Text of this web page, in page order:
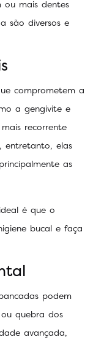
ou mais dentes
são diversos e
comprometem a
a gengivite e
recorrente
entretanto, elas
as
é que o
bucal e faça
podem
quebra dos
avançada,